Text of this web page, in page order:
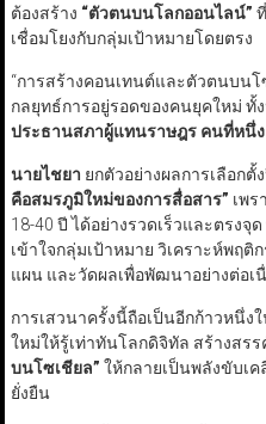
ต้องสร้าง “ตัวตนบนโลกออนไลน์”
เชื่อมโยงกับกลุ่มเป้าหมายโดยตรง
“การสร้างคอนเทนต์และตัวตนบน
กลยุทธ์การอยู่รอดของคนยุคใหม่ ทั้
ประธานสภาผู้แทนราษฎร คนที่หนึ่ง
นายไชยา ยกตัวอย่างผลการเลือกตั้
คือสมรภูมิใหม่ของการสื่อสาร” เพ
18-40 ปี ได้อย่างรวดเร็วและตรง
เข้าใจกลุ่มเป้าหมาย วิเคราะห์พฤติ
แผน และวัดผลเพื่อพัฒนาอย่างต่อเ
การเสวนาครั้งนี้ถือเป็นอีกก้าวหนึ่
ใหม่ให้รู้เท่าทันโลกดิจิทัล สร้างส
บนโซเชียล” ให้กลายเป็นพลังขับเ
ยั่งยืน